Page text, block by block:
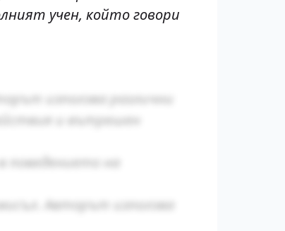
учен, който говори
използва различни
и вътрешен
поведението на
Авторът използва